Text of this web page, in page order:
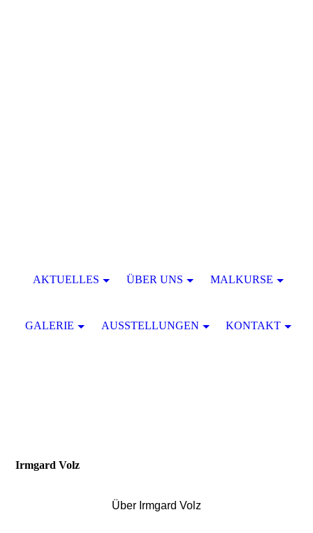
Irmgard Volz
Über Irmgard Volz
AKTUELLES ÜBER UNS MALKURSE
GALERIE AUSSTELLUNGEN KONTAKT